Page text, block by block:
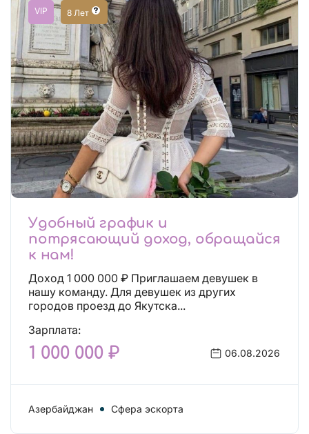
VIP 8 Лет
Удобный график и
потрясающий доход, обращайся
к нам!
Доход 1 000 000 ₽ Приглашаем девушек в
нашу команду. Для девушек из других
городов проезд до Якутска...
Зарплата:
1 000 000 ₽ 06.08.2026
Азербайджан Сфера эскорта